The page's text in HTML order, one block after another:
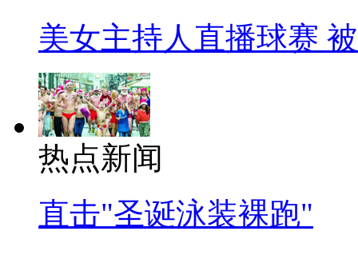
美女主持人直播球赛
热点新闻
直击"圣诞泳装裸跑"